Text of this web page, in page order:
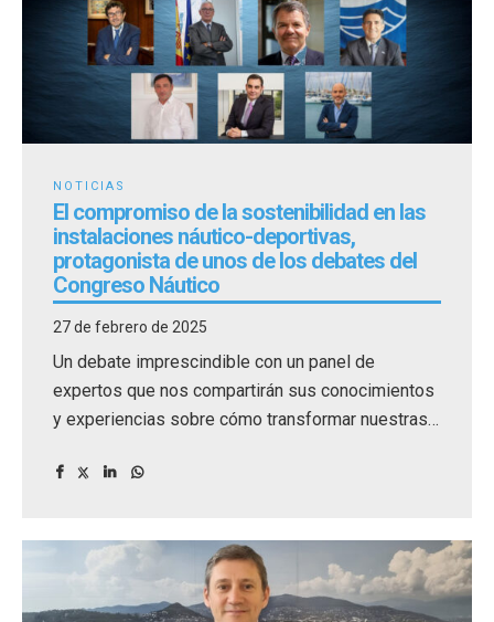
NOTICIAS
El compromiso de la sostenibilidad en las
instalaciones náutico-deportivas,
protagonista de unos de los debates del
Congreso Náutico
27 de febrero de 2025
Un debate imprescindible con un panel de
expertos que nos compartirán sus conocimientos
y experiencias sobre cómo transformar nuestras
sostenibilidad.